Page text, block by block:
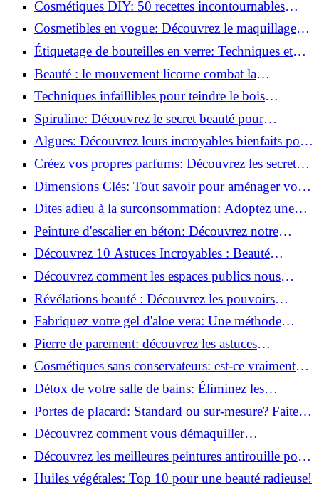
Cosmétiques DIY: 50 recettes incontournables
pour sublimer votre beauté naturelle!
Cosmetibles en vogue: Découvrez le maquillage
100% comestible!
Étiquetage de bouteilles en verre: Techniques et
astuces incontournables!
Beauté : le mouvement licorne combat la
surconsommation !
Techniques infaillibles pour teindre le bois
naturellement: Découvrez comment!
Spiruline: Découvrez le secret beauté pour
revitaliser les peaux fatiguées!
Algues: Découvrez leurs incroyables bienfaits pour
la santé et la beauté!
Créez vos propres parfums: Découvrez les secrets
de la fabrication artisanale!
Dimensions Clés: Tout savoir pour aménager votre
salle de bains!
Dites adieu à la surconsommation: Adoptez une
vie plus simple!
Peinture d'escalier en béton: Découvrez notre
tutoriel facile et rapide!
Découvrez 10 Astuces Incroyables : Beauté
Naturelle avec le Concombre !
Découvrez comment les espaces publics nous
incitent à être plus actifs : Révélations surprenantes!
Révélations beauté : Découvrez les pouvoirs
insoupçonnés du concombre!
Fabriquez votre gel d'aloe vera: Une méthode
simple et rapide à la maison!
Pierre de parement: découvrez les astuces
infaillibles pour un nettoyage parfait!
Cosmétiques sans conservateurs: est-ce vraiment
possible?
Détox de votre salle de bains: Éliminez les
ingrédients nocifs dès maintenant!
Portes de placard: Standard ou sur-mesure? Faites
le meilleur choix!
Découvrez comment vous démaquiller
naturellement: Astuces et secrets révélés!
Découvrez les meilleures peintures antirouille pour
le fer: Top 12 analysé!
Huiles végétales: Top 10 pour une beauté radieuse!